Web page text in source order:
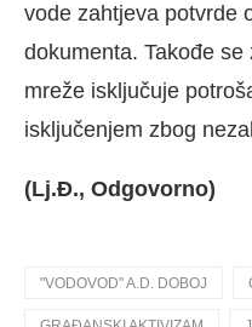
vode zahtjeva potvrde
dokumenta. Takođe
mreže isključuje
isključenjem zbog
(Lj.Đ., Odgovorno)
"VODOVOD" A.D. DOBOJ